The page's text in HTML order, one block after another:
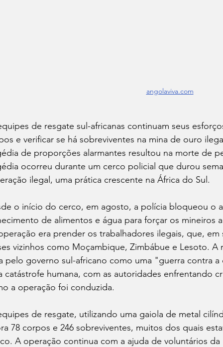
angolaviva.com
de resgate sul-africanas continuam seus
e verificar se há sobreviventes na mina de ouro
de proporções alarmantes resultou na morte de
ocorreu durante um cerco policial que durou
ilegal, uma prática crescente na África do Sul.
o início do cerco, em agosto, a polícia bloqueou o
de alimentos e água para forçar os mineiros
era prender os trabalhadores ilegais, que,
vizinhos como Moçambique, Zimbábue e Lesoto.
pelo governo sul-africano como uma "guerra contra
catástrofe humana, com as autoridades enfrentando
a operação foi conduzida.
de resgate, utilizando uma gaiola de metal
78 corpos e 246 sobreviventes, muitos dos quais
A operação continua com a ajuda de voluntários